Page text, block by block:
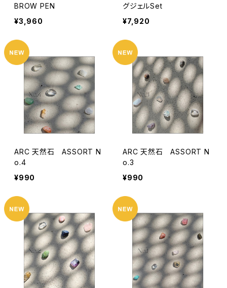
BROW PEN
¥3,960
グジェルSet
¥7,920
ARC 天然石 ASSORT N
o.4
¥990
ARC 天然石 ASSORT N
o.3
¥990